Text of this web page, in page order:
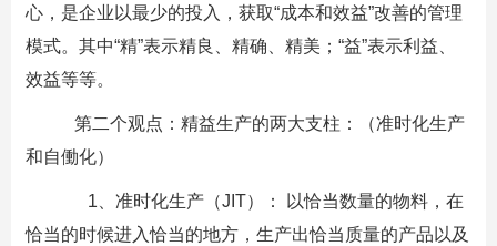
心，是企业以最少的投入，获取“成本和效益”改善的管理
模式。其中“精”表示精良、精确、精美；“益”表示利益、
效益等等。
第二个观点：精益生产的两大支柱：（准时化生产
和自働化）
1、准时化生产（JIT）： 以恰当数量的物料，在
恰当的时候进入恰当的地方，生产出恰当质量的产品以及